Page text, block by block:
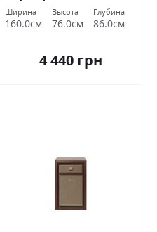
Ширина
160.0см
Высота
76.0см
Глубина
86.0см
4 440 грн